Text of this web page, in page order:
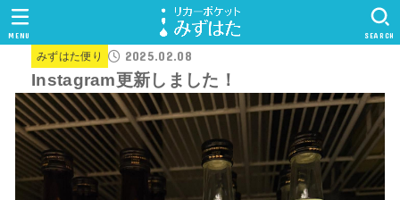
SEARCH
MENU
みずはた便り 2025.02.08
Instagram更新しました！